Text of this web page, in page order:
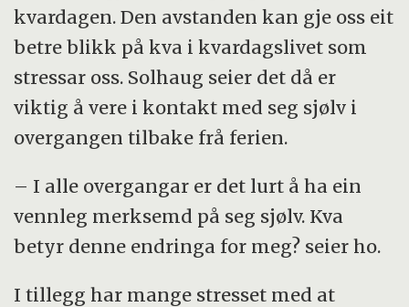
kvardagen. Den avstanden kan gje oss eit
betre blikk på kva i kvardagslivet som
stressar oss. Solhaug seier det då er
viktig å vere i kontakt med seg sjølv i
overgangen tilbake frå ferien.
– I alle overgangar er det lurt å ha ein
vennleg merksemd på seg sjølv. Kva
betyr denne endringa for meg? seier ho.
I tillegg har mange stresset med at